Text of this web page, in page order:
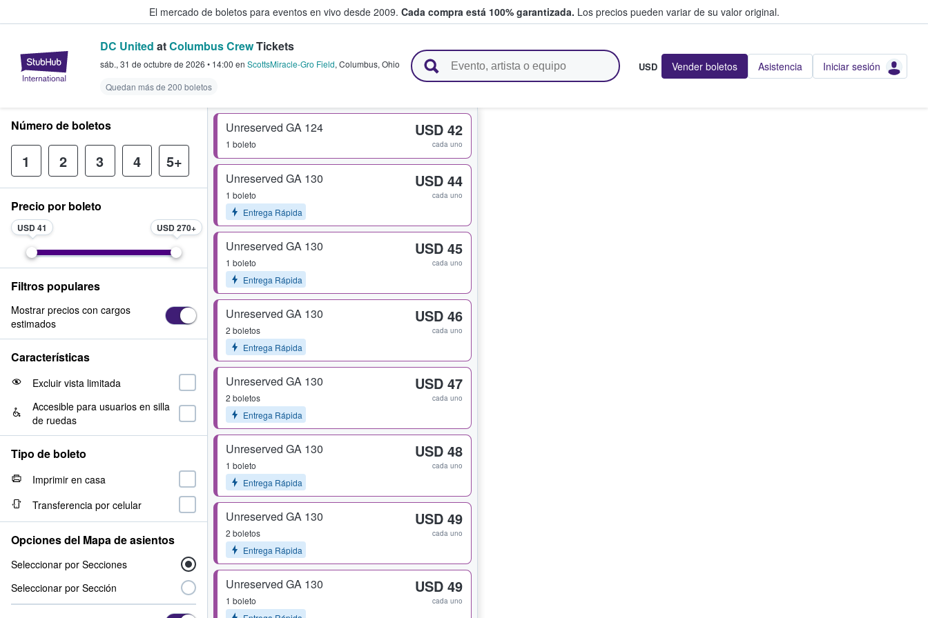
El mercado de boletos para eventos en vivo desde 2009. Cada compra está 100% garantizada. Los precios pueden variar de su valor original.
StubHub: donde los fans compran y venden boletos
DC United atColumbus CrewTickets
sáb., 31 de octubre de 2026 • 14:00 en ScottsMiracle-Gro Field, Columbus, Ohio
Quedan más de 200 boletos
USD Vender boletos Asistencia Iniciar sesión
Unreserved GA 124
1 boleto
USD 42
cada uno
Unreserved GA 130
1 boleto
Entrega Rápida
USD 44
cada uno
Unreserved GA 130
1 boleto
Entrega Rápida
USD 45
cada uno
Unreserved GA 130
2 boletos
Entrega Rápida
USD 46
cada uno
Unreserved GA 130
2 boletos
Entrega Rápida
USD 47
cada uno
Unreserved GA 130
1 boleto
Entrega Rápida
USD 48
cada uno
Unreserved GA 130
2 boletos
Entrega Rápida
USD 49
cada uno
Unreserved GA 130
1 boleto
USD 49
cada uno
Número de boletos
1 2 3 4 5+
Precio por boleto
USD 41 USD 270
Filtros populares
Mostrar precios con cargos
estimados
Características
Excluir vista limitada
Accesible para usuarios en silla
de ruedas
Tipo de boleto
Imprimir en casa
Transferencia por celular
Opciones del Mapa de asientos
Seleccionar por Secciones
Seleccionar por Sección